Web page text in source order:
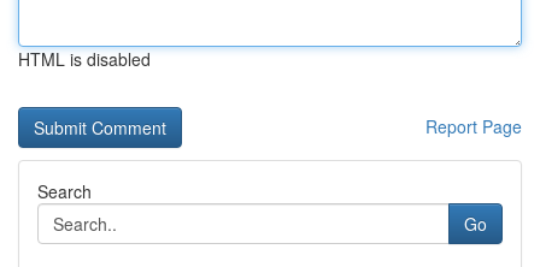
HTML is disabled
Report Page
Search
Go